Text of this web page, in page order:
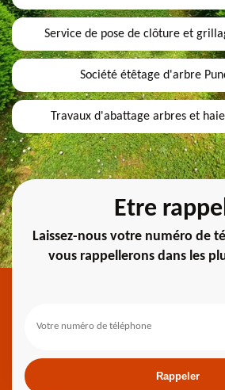
Service de pose de clôture et
Société étêtage d'arbre
Travaux d'abattage arbres et
Etre
Laissez-nous votre numéro de
vous rappellerons dans les